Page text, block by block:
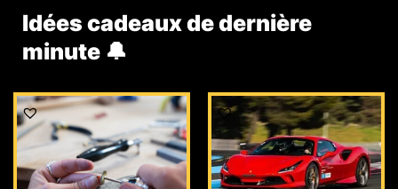
Idées cadeaux de dernière
minute 🔔